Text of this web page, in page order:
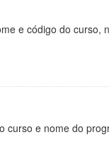
e código do
curso e nome do